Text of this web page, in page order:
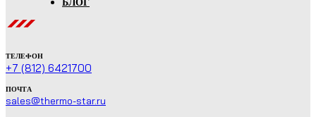
БЛОГ
ТЕЛЕФОН
+7 (812) 6421700
ПОЧТА
sales@thermo-star.ru